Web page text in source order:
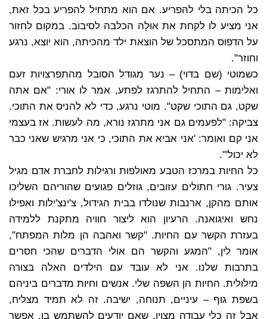
כל הכיתה בלי להפריע. אם הוא מתחיל להפריע בכל זאת,
אני מציע לו לקחת את אוּלָה הכלבה לסיבוב. במקום לחזור
על הדפוס המתסכל של הוצאת ילד מהכיתה, הוא יוצא, נרגע
וחוזר".
כשמוטי (שם בדוי) – נער מגודל הסובל מהתפרצויות זעם
ואלימות – התחיל להתרגז לפתע, אמר לו אורי: "אם אתה
שקט, גם התוכי שקט". מוטי נרגע, כדי לא להניס את התוכי.
צביקה: "לפעמים גם אני מתרגז נורא, מה לעשות. אז בעצמי
אני קם ואומר: 'אני אביא את התוכי, כי אני מרגיש שאני כבר
לא יכול'".
כל החיות במרכז הטבע מאולפות ורגילות לחברת אדם מגיל
צעיר. גורי חתולים עזובים, גוזלים פגועים שהוריהם השליכו
אותם מהקן, ארנבות שנולדו בבית הגידול, צ'ינצ'ילות ואפילו
נחש ואיגואנה. הרעיון הוא ליצור חוויה מתקנת ללמידה
בעזרת הקשר עם החיות. "קשר ואהבה הן מלות המפתח",
אומר לין, "המגע והקשר הם אולי הדברים שהכי חסרים
בתרבות שלנו. אני לא עובד עם הילדים האלה בצורה
מילולית. החיות הן השפה שלי. אנשים וחיות מדברים ביניהם
בשפת גוף – עיניים, תנוחה, ישיבה. זה לא תמיד מצליח,
אבל זה כלי עבודה מצוין, שאם יודעים להשתמש בו, אפשר